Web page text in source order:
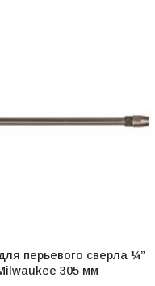
перьевого сверла ¼”
305 мм